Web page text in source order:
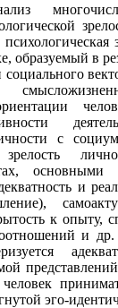
образуемый в
с
зрелость
и
к опыту,
и др.
человек
эго-